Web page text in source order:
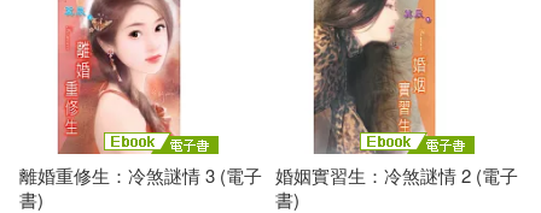
張李敏(1)
張遠南(1)
張馨潔(1) 強納森．福克斯(1)
春天出版社(1)
是時候工作室(1) 木馬文化(1)
本事出版社(1)
離婚重修生：冷煞謎情 3 (電子
書)
婚姻實習生：冷煞謎情 2 (電子
書)